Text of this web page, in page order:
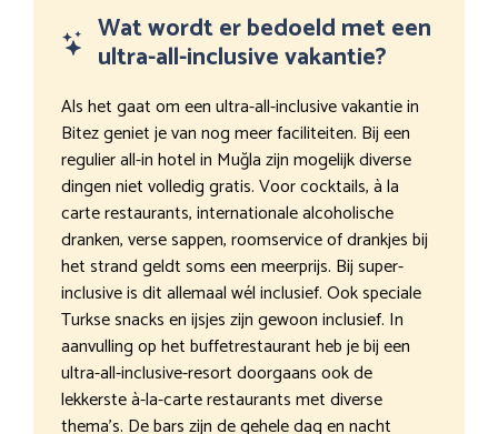
Wat wordt er bedoeld met een
ultra-all-inclusive vakantie?
Als het gaat om een ultra-all-inclusive vakantie in
Bitez geniet je van nog meer faciliteiten. Bij een
regulier all-in hotel in Muğla zijn mogelijk diverse
dingen niet volledig gratis. Voor cocktails, à la
carte restaurants, internationale alcoholische
dranken, verse sappen, roomservice of drankjes bij
het strand geldt soms een meerprijs. Bij super-
inclusive is dit allemaal wél inclusief. Ook speciale
Turkse snacks en ijsjes zijn gewoon inclusief. In
aanvulling op het buffetrestaurant heb je bij een
ultra-all-inclusive-resort doorgaans ook de
lekkerste à-la-carte restaurants met diverse
thema’s. De bars zijn de gehele dag en nacht